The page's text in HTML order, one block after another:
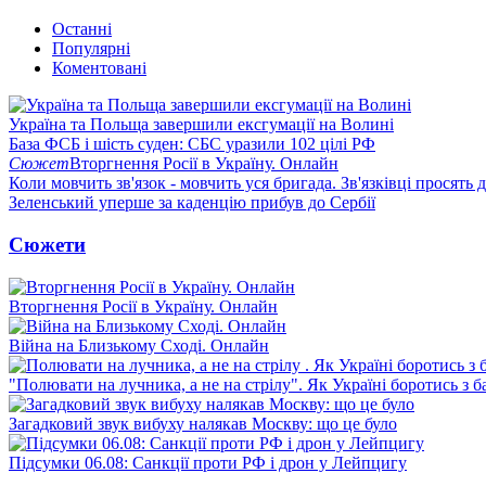
Останні
Популярні
Коментовані
Україна та Польща завершили ексгумації на Волині
База ФСБ і шість суден: СБС уразили 102 цілі РФ
СюжетВторгнення Росії в Україну. Онлайн
Коли мовчить зв'язок - мовчить уся бригада. Зв'язківці просять
Зеленський уперше за каденцію прибув до Сербії
Сюжети
Вторгнення Росії в Україну. Онлайн
Війна на Близькому Сході. Онлайн
"Полювати на лучника, а не на стрілу". Як Україні боротись з
Загадковий звук вибуху налякав Москву: що це було
Підсумки 06.08: Санкції проти РФ і дрон у Лейпцигу